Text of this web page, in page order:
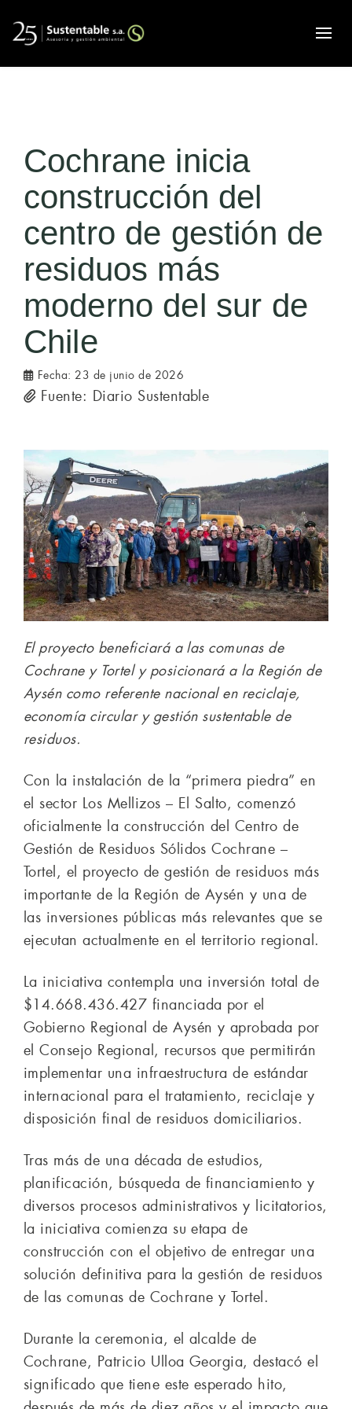
Cochrane inicia
construcción del
centro de gestión de
residuos más
moderno del sur de
Chile
Fecha: 23 de junio de 2026
Fuente: Diario Sustentable
El proyecto beneficiará a las comunas de
Cochrane y Tortel y posicionará a la Región de
Aysén como referente nacional en reciclaje,
economía circular y gestión sustentable de
residuos.
Con la instalación de la “primera piedra” en
el sector Los Mellizos – El Salto, comenzó
oficialmente la construcción del Centro de
Gestión de Residuos Sólidos Cochrane –
Tortel, el proyecto de gestión de residuos más
importante de la Región de Aysén y una de
las inversiones públicas más relevantes que se
ejecutan actualmente en el territorio regional.
La iniciativa contempla una inversión total de
$14.668.436.427 financiada por el
Gobierno Regional de Aysén y aprobada por
el Consejo Regional, recursos que permitirán
implementar una infraestructura de estándar
internacional para el tratamiento, reciclaje y
disposición final de residuos domiciliarios.
Tras más de una década de estudios,
planificación, búsqueda de financiamiento y
diversos procesos administrativos y licitatorios,
la iniciativa comienza su etapa de
construcción con el objetivo de entregar una
solución definitiva para la gestión de residuos
de las comunas de Cochrane y Tortel.
Durante la ceremonia, el alcalde de
Cochrane, Patricio Ulloa Georgia, destacó el
significado que tiene este esperado hito,